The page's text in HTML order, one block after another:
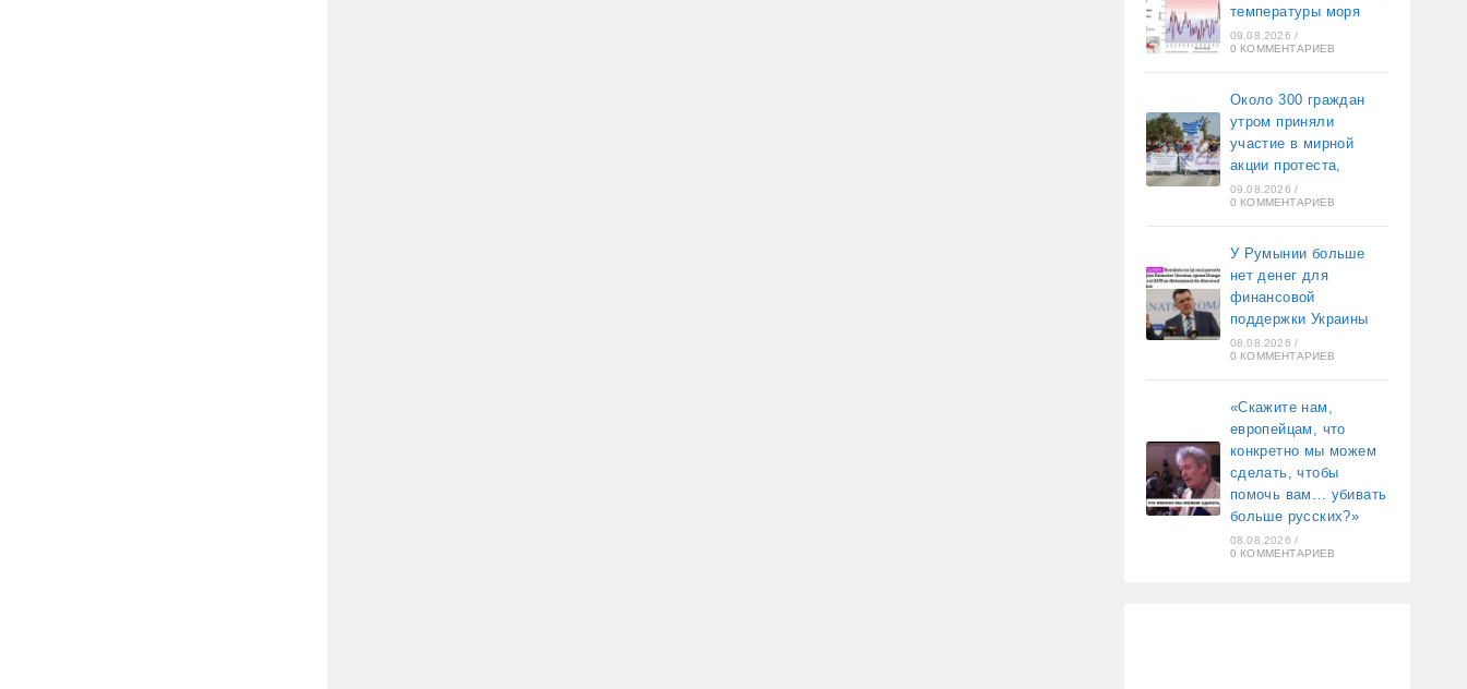
температуры моря
09.08.2026 /
0 КОММЕНТАРИЕВ
Около 300 граждан
утром приняли
участие в мирной
акции протеста,
09.08.2026 /
0 КОММЕНТАРИЕВ
У Румынии больше
нет денег для
финансовой
поддержки Украины
08.08.2026 /
0 КОММЕНТАРИЕВ
«Скажите нам,
европейцам, что
конкретно мы можем
сделать, чтобы
помочь вам… убивать
больше русских?»
08.08.2026 /
0 КОММЕНТАРИЕВ